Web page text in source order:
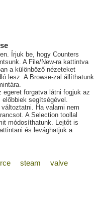
Írjuk be, hogy Counters
A File/New-ra kattintva
a különböző nézeteket
lesz. A Browse-zal állíthatunk
egeret forgatva látni fogjuk az
segítségével.
Ha valami nem
A Selection toollal
módosíthatunk. Lejtőt is
és levághatjuk a
steam valve